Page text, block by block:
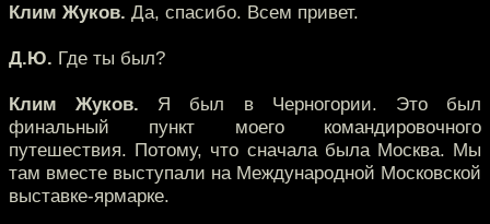
Клим Жуков. Да, спасибо. Всем привет.
Д.Ю. Где ты был?
Клим Жуков. Я был в Черногории. Это был
финальный пункт моего командировочного
путешествия. Потому, что сначала была Москва. Мы
там вместе выступали на Международной Московской
выставке-ярмарке.